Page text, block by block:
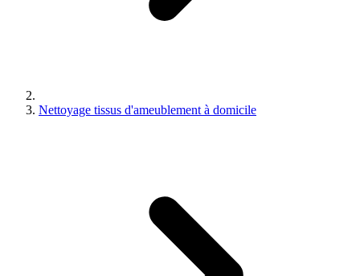
Nettoyage tissus d'ameublement à domicile